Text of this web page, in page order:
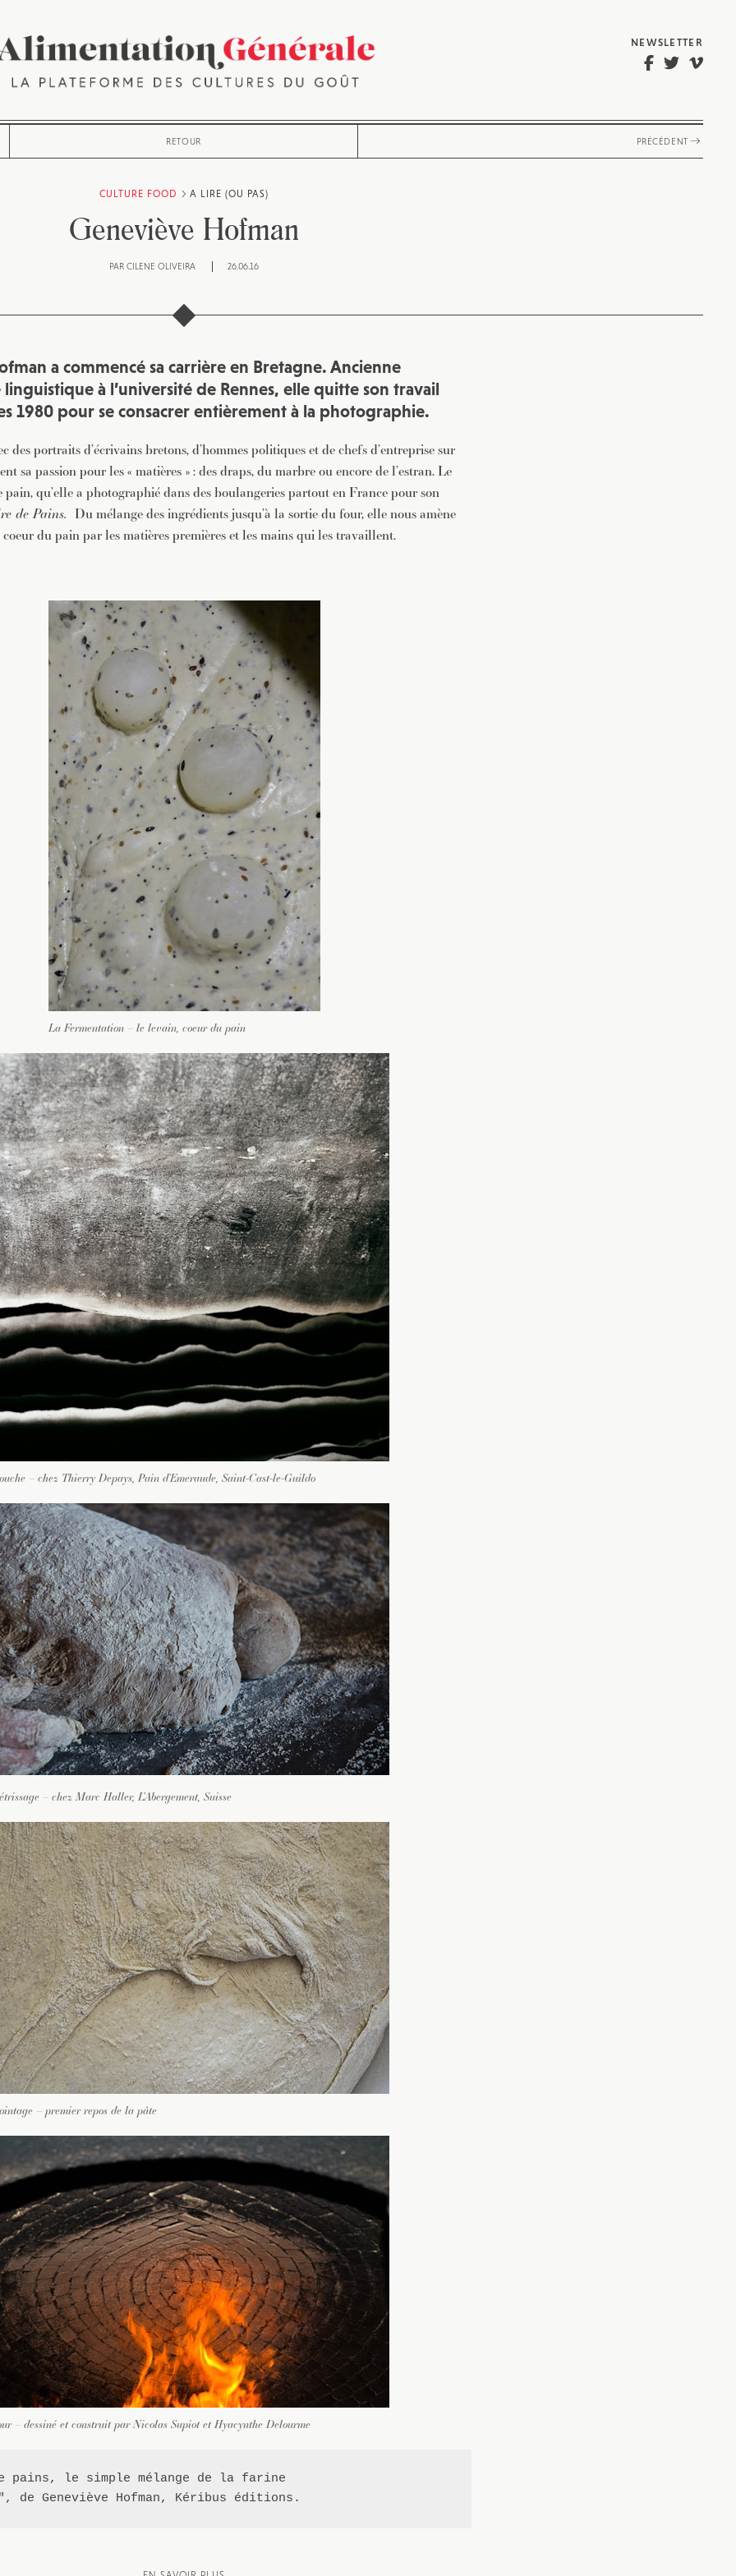
NEWSLETTER
RETOUR PRÉCÉDENT
CULTURE FOOD A LIRE (OU PAS)
Geneviève Hofman
PAR CILENE OLIVEIRA 26.06.16
a commencé sa carrière en Bretagne. Ancienne
à l’université de Rennes, elle quitte son travail
1980 pour se consacrer entièrement à la photographie.
des portraits d’écrivains bretons, d’hommes politiques et de chefs d’entreprise sur
sa passion pour les « matières » : des draps, du marbre ou encore de l’estran. Le
qu’elle a photographié dans des boulangeries partout en France pour son
de Pains. Du mélange des ingrédients jusqu’à la sortie du four, elle nous amène
du pain par les matières premières et les mains qui les travaillent.
La Fermentation – le levain, coeur du pain
– chez Thierry Depays, Pain d’Emeraude, Saint-Cast-le-Guildo
– chez Marc Haller, L’Abergement, Suisse
– premier repos de la pâte
– dessiné et construit par Nicolas Supiot et Hyacynthe Delourme
pains, le simple mélange de la farine
de Geneviève Hofman, Kéribus éditions.
JE M'INSCRIS À LA NEWSLETTER
Pour recevoir toutes les deux semaines notre lettre d’info avec une
sélection d’articles …